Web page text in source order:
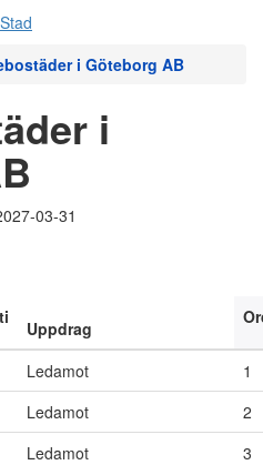
i Göteborg AB
i
03-31
Uppdrag
Ledamot
1
Ledamot
2
Ledamot
3